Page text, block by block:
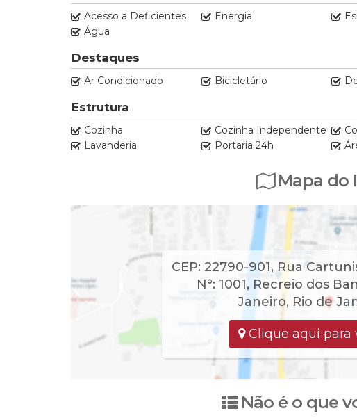
Acesso a Deficientes Energia
Água
Destaques
Ar Condicionado Bicicletário
Estrutura
Cozinha Cozinha Independente
Lavanderia
Portaria 24h
Mapa do
CEP: 22790-901, Rua
N°: 1001, Recreio dos
Janeiro, Rio de
Clique aqui para
Não é o que